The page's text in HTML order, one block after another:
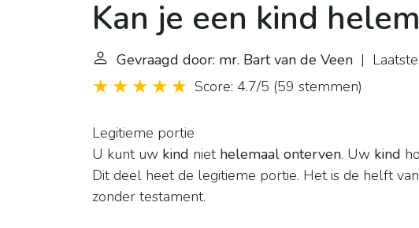
Kan je een kind
Gevraagd door: mr. Bart van de Veen |
Score: 4.7/5 (59 stemmen)
Legitieme portie
U kunt uw kind niet helemaal onterven. Uw kind
Dit deel heet de legitieme portie. Het is de helft
zonder testament.